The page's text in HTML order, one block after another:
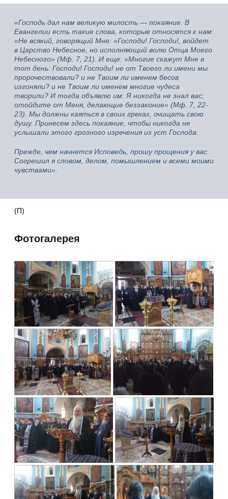
«Господь дал нам великую милость — покаяние. В
Евангелии есть такие слова, которые относятся к нам:
«Не всякий, говорящий Мне: «Господи! Господи!, войдет
в Царство Небесное, но исполняющий волю Отца Моего
Небесного» (Мф. 7, 21). И еще: «Многие скажут Мне в
тот день: Господи! Господи! не от Твоего ли имени мы
пророчествовали? и не Твоим ли именем бесов
изгоняли? и не Твоим ли именем многие чудеса
творили? И тогда объявлю им: Я никогда не знал вас;
отойдите от Меня, делающие беззаконие» (Мф. 7, 22-
23). Мы должны каяться в своих грехах, очищать свою
душу. Принесем здесь покаяние, чтобы никогда не
услышали этого грозного изречения из уст Господа.
Прежде, чем начнется Исповедь, прошу прощения у вас.
Согрешил я словом, делом, помышлением и всеми моими
чувствами».
(П)
Фотогалерея